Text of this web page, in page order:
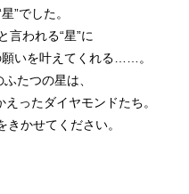
”でした。
言われる“星”に
いを叶えてくれる……。
たつの星は、
ったダイヤモンドたち。
かせてください。